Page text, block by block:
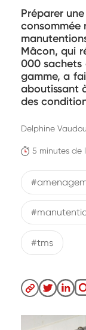
Préparer
consommée
Mâcon, qui
000 sachets
gamme, a
aboutissant
des
5 minutes de
Delphine
#tms